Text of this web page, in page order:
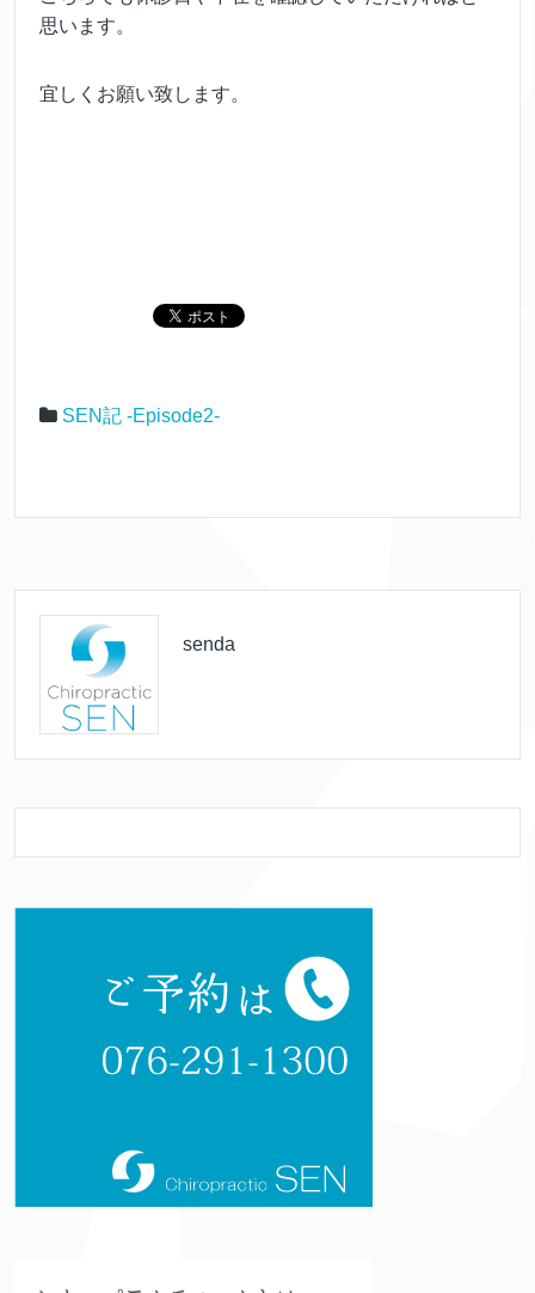
思います。
宜しくお願い致します。
SEN記 -Episode2-
senda